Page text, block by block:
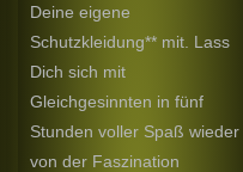
Deine eigene
Schutzkleidung** mit. Lass
Dich sich mit
Gleichgesinnten in fünf
Stunden voller Spaß wieder
von der Faszination